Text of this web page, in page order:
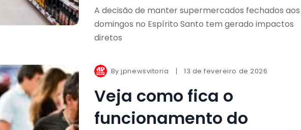
A decisão de manter supermercados fechados aos
domingos no Espírito Santo tem gerado impactos
diretos
Byjpnewsvitoria 13 de fevereiro de 2026
Veja como fica o
funcionamento do